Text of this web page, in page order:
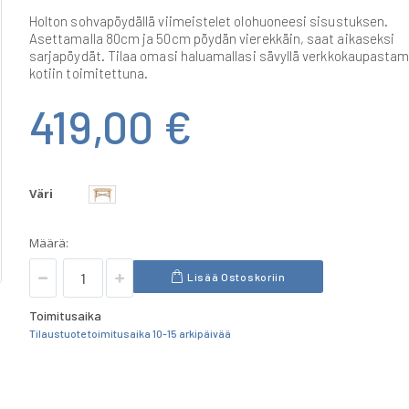
Holton sohvapöydällä viimeistelet olohuoneesi sisustuksen.
Asettamalla 80cm ja 50cm pöydän vierekkäin, saat aikaseksi
sarjapöydät. Tilaa omasi haluamallasi sävyllä
kotiin toimitettuna.
419,00 €
Väri
Määrä:
Lisää Ostoskoriin
Toimitusaika
Tilaustuote toimitusaika 10-15 arkipäivää